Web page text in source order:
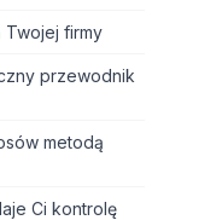
Twojej firmy
przewodnik
metodą
Ci kontrolę